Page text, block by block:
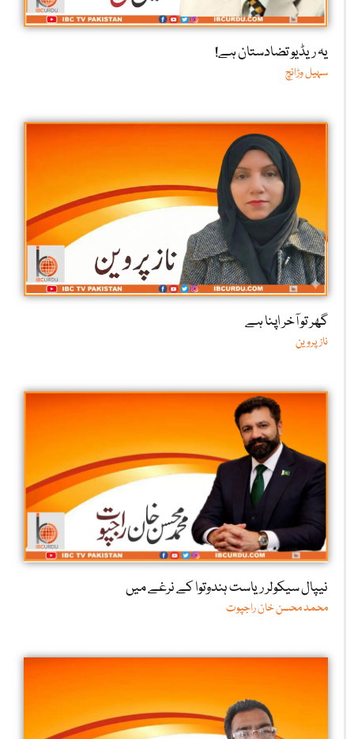
یہ ریڈیو تضادستان ہے!
سہیل وڑائچ
گھر تو آخر اپنا ہے
ناز پروین
نیپال سیکولر ریاست ہندوتوا کے نرغے میں
محمد محسن خان راجپوت